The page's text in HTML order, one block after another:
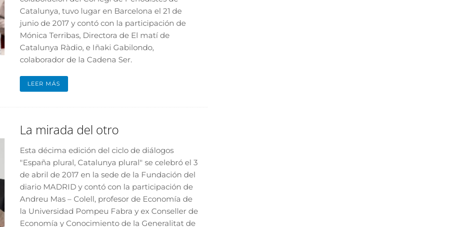
Catalunya, tuvo lugar en Barcelona el 21 de
junio de 2017 y contó con la participación de
Mónica Terribas, Directora de El matí de
Catalunya Ràdio, e Iñaki Gabilondo,
colaborador de la Cadena Ser.
LEER MÁS
La mirada del otro
Esta décima edición del ciclo de diálogos
"España plural, Catalunya plural" se celebró el 3
de abril de 2017 en la sede de la Fundación del
diario MADRID y contó con la participación de
Andreu Mas – Colell, profesor de Economía de
la Universidad Pompeu Fabra y ex Conseller de
Economía y Conocimiento de la Generalitat de